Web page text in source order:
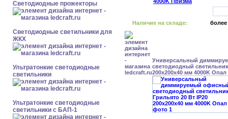
Светодиодные прожекторы
Светодиодные светильники для
ЖКХ
Ультратонкие светодиодные
светильники
Ультратонкие светодиодные
светильники с БАП-1
Наличие на складе: более
Универсальный
светодиодный
200x200x40 мм 4000K Опал